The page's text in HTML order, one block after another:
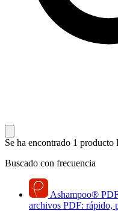
Se ha encontrado 1 producto
Buscado con frecuencia
Ashampoo®
archivos PDF: rápido,